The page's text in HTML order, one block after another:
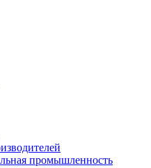
промышленность